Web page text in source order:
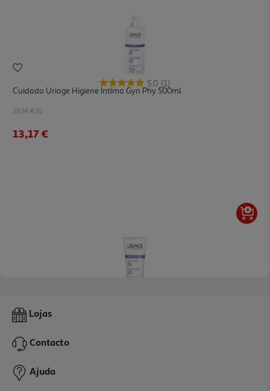
5.0 (1)
Cuidado Uriage Higiene Intíma Gyn Phy 500ml
26.34 €/Lt
13,17 €
Cuidado Uriage Higiene Intíma Gyn Phy 200ml
7,83 €
Lojas
Contacto
Ajuda